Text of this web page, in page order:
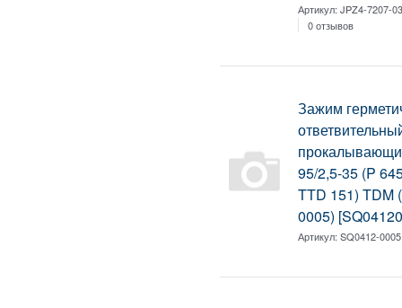
Артикул:JPZ4-7207-
0 отзывов
Зажим
95/2,5-35 (P
TTD 151) TDM
0005)
Артикул:SQ0412-0005